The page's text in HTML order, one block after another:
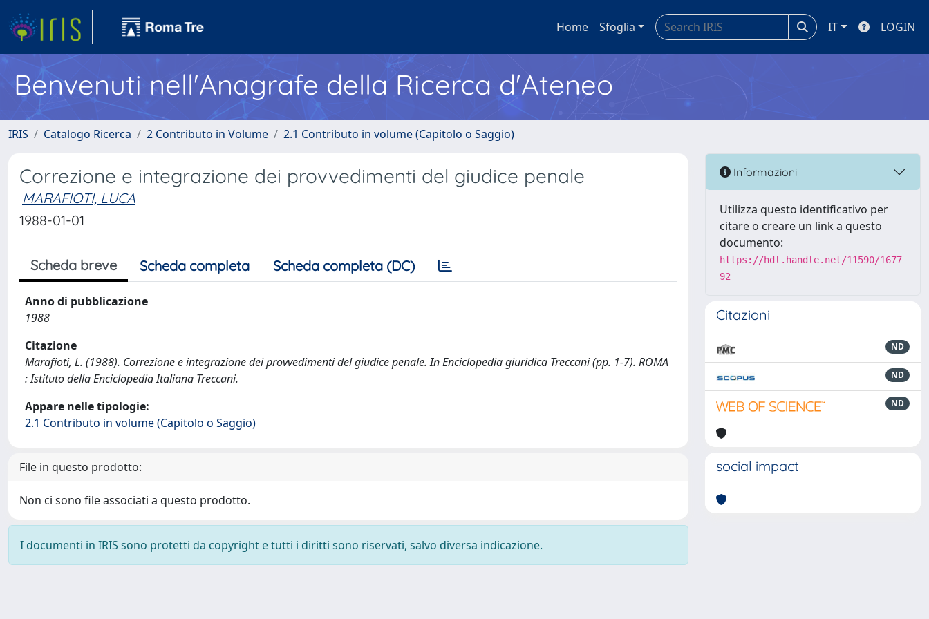
Home Sfoglia IT LOGIN
Benvenuti nell'Anagrafe della Ricerca d'Ateneo
IRIS Catalogo Ricerca 2 Contributo in Volume 2.1 Contributo in volume (Capitolo o Saggio)
Correzione e integrazione dei provvedimenti del giudice penale
MARAFIOTI, LUCA
1988-01-01
Scheda breve Scheda completa Scheda completa (DC)
Anno di pubblicazione
1988
Citazione
Marafioti, L. (1988). Correzione e integrazione dei provvedimenti del giudice penale. In Enciclopedia giuridica Treccani (pp. 1-7). ROMA
: Istituto della Enciclopedia Italiana Treccani.
Appare nelle tipologie:
2.1 Contributo in volume (Capitolo o Saggio)
File in questo prodotto:
Non ci sono file associati a questo prodotto.
I documenti in IRIS sono protetti da copyright e tutti i diritti sono riservati, salvo diversa indicazione.
Informazioni
Utilizza questo identificativo per
citare o creare un link a questo
documento:
https://hdl.handle.net/11590/1677
92
Citazioni
ND
ND
ND
social impact